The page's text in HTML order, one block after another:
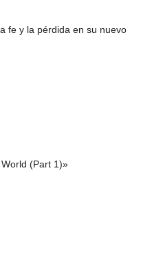
fe y la pérdida en su nuevo
(Part 1)»